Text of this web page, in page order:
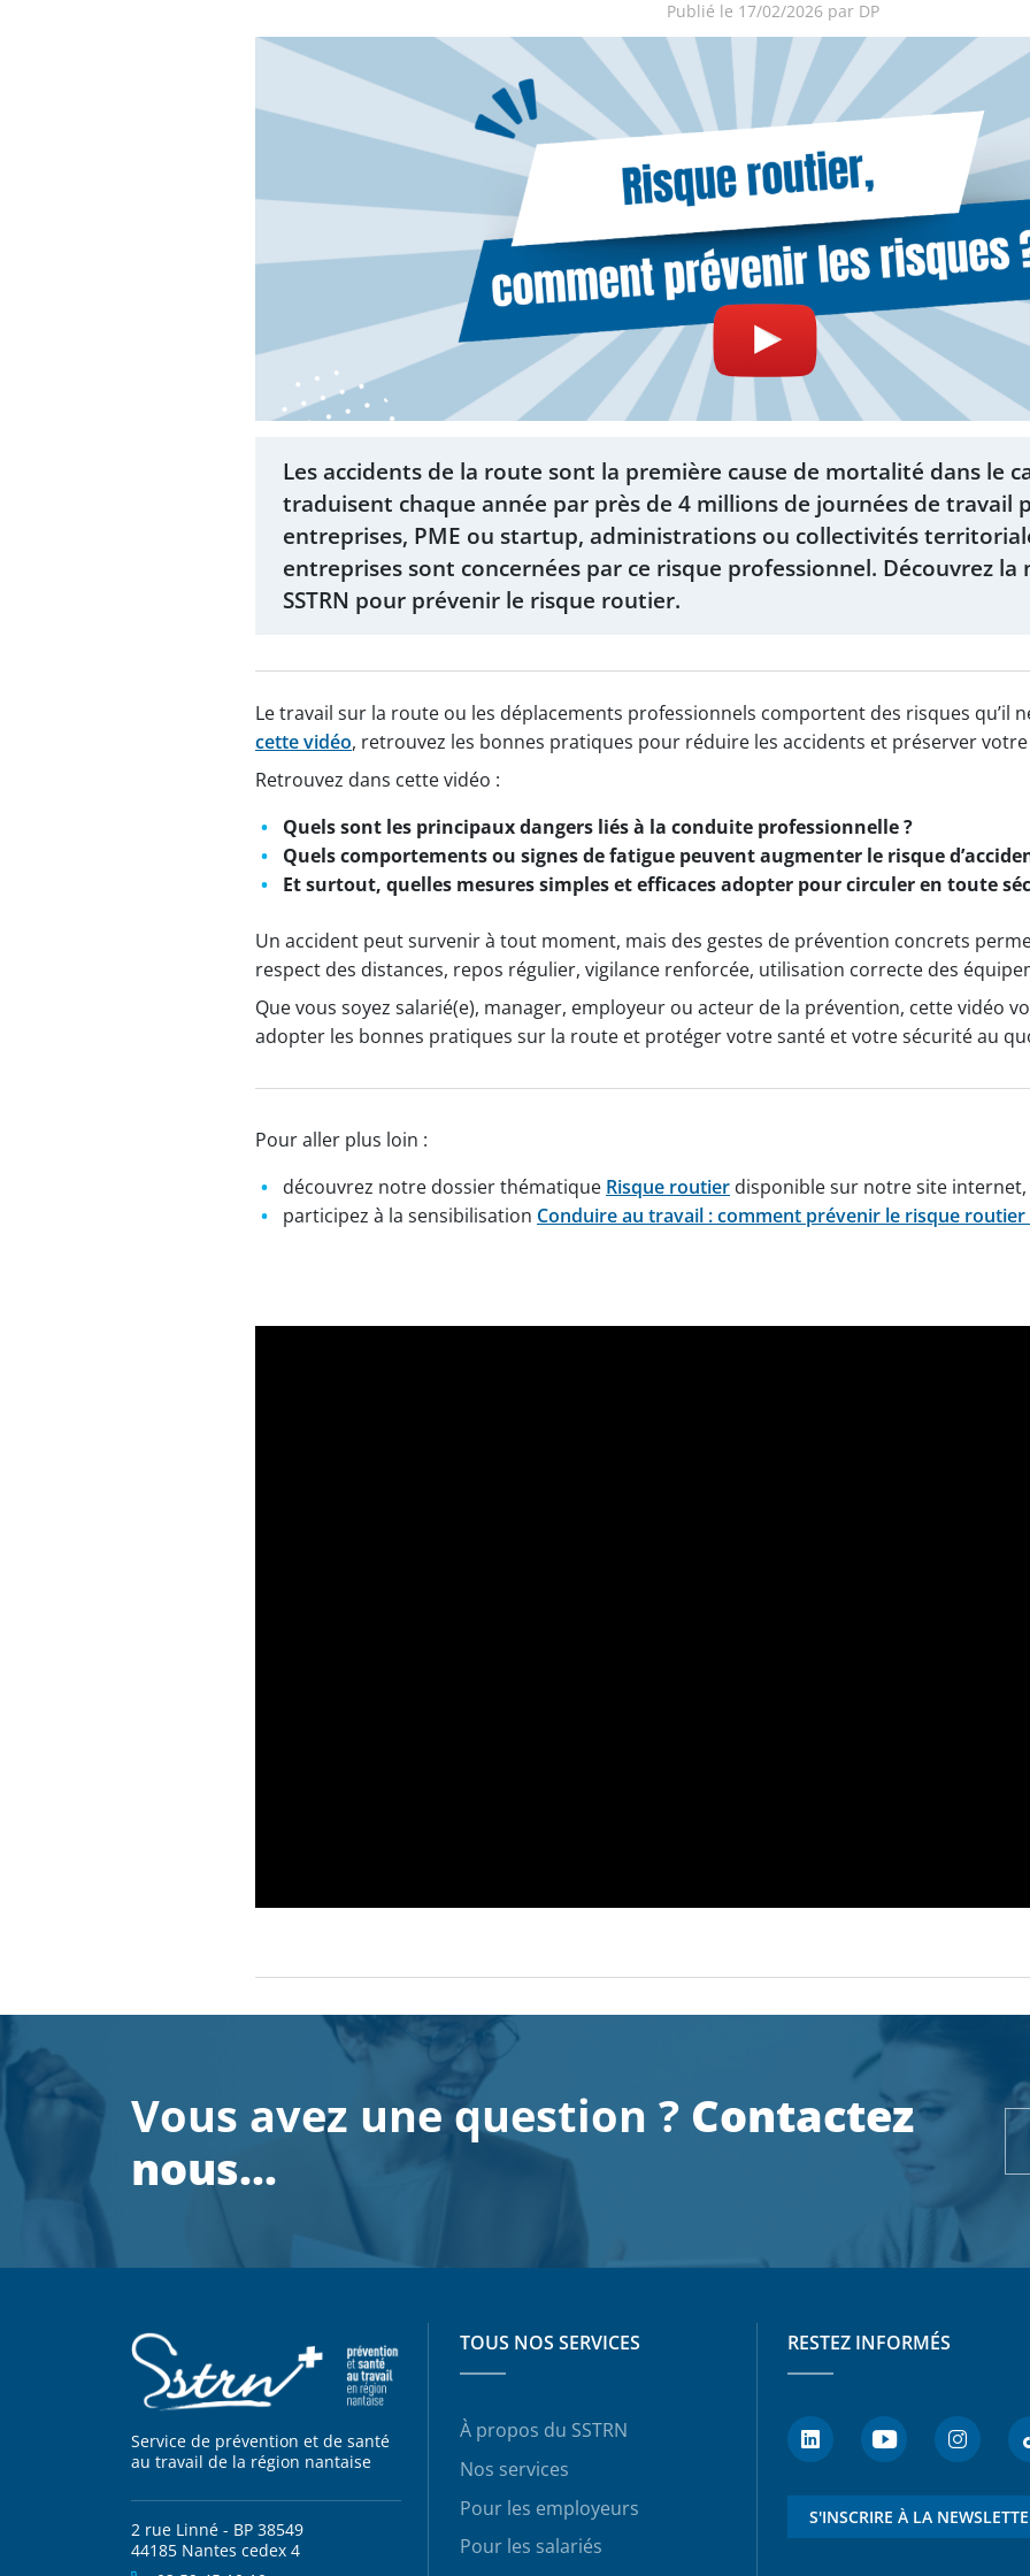
Publié le 17/02/2026 par DP
Les accidents de la route sont la première cause de mortalité dans le
traduisent chaque année par près de 4 millions de journées de travail
entreprises, PME ou startup, administrations ou collectivités
entreprises sont concernées par ce risque professionnel. Découvrez la
SSTRN pour prévenir le risque routier.
Le travail sur la route ou les déplacements professionnels comportent des risques qu’il
cette vidéo, retrouvez les bonnes pratiques pour réduire les accidents et préserver
Retrouvez dans cette vidéo :
Quels sont les principaux dangers liés à la conduite professionnelle ?
Quels comportements ou signes de fatigue peuvent augmenter le risque
Et surtout, quelles mesures simples et efficaces adopter pour circuler en toute
Un accident peut survenir à tout moment, mais des gestes de prévention concrets
respect des distances, repos régulier, vigilance renforcée, utilisation correcte des
Que vous soyez salarié(e), manager, employeur ou acteur de la prévention, cette vidéo
adopter les bonnes pratiques sur la route et protéger votre santé et votre sécurité au
Pour aller plus loin :
découvrez notre dossier thématique Risque routier disponible sur notre site internet,
participez à la sensibilisation Conduire au travail : comment prévenir le risque routier
Vous avez une question ? Contactez
nous…
Service de prévention et de santé
au travail de la région nantaise
2 rue Linné - BP 38549
44185 Nantes cedex 4
TOUS NOS SERVICES
À propos du SSTRN
Nos services
Pour les employeurs
Pour les salariés
RESTEZ INFORMÉS
S'INSCRIRE À LA